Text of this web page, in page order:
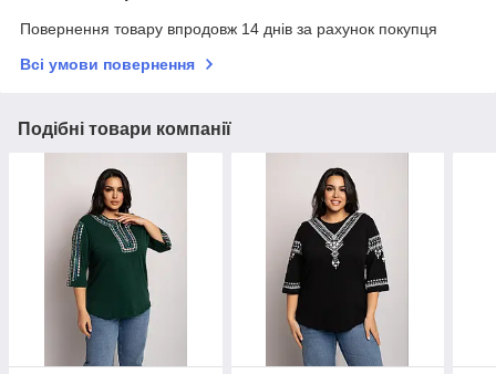
Повернення товару впродовж 14 днів за рахунок покупця
Всі умови повернення
Подібні товари компанії